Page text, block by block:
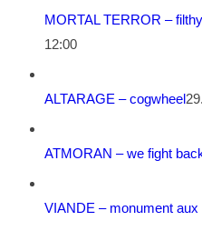
MORTAL TERROR –
12:00
ALTARAGE – cogwheel
ATMORAN – we fight
VIANDE – monument aux